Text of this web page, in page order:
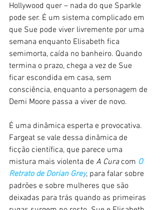
Hollywood quer – nada do que Sparkle
pode ser. É um sistema complicado em
que Sue pode viver livremente por uma
semana enquanto Elisabeth fica
semimorta, caída no banheiro. Quando
termina o prazo, chega a vez de Sue
ficar escondida em casa, sem
consciência, enquanto a personagem de
Demi Moore passa a viver de novo.
É uma dinâmica esperta e provocativa.
Fargeat se vale dessa dinâmica de
ficção científica, que parece uma
mistura mais violenta de A Cura com O
Retrato de Dorian Grey, para falar sobre
padrões e sobre mulheres que são
deixadas para trás quando as primeiras